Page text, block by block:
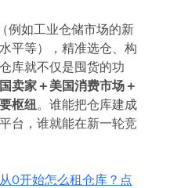
平等），精准选仓、构
库就不仅是囤货的功
卖家＋美国消费市场＋
枢纽。谁能把仓库建成
台，谁就能在新一轮竞
从0开始怎么租仓库？点